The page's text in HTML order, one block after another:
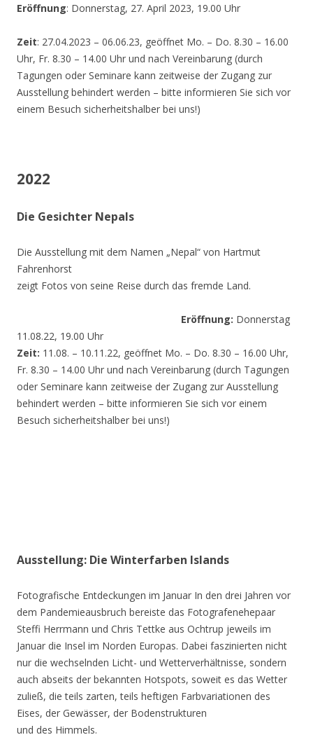
Eröffnung: Donnerstag, 27. April 2023, 19.00 Uhr
Zeit: 27.04.2023 – 06.06.23, geöffnet Mo. – Do. 8.30 – 16.00
Uhr, Fr. 8.30 – 14.00 Uhr und nach Vereinbarung (durch
Tagungen oder Seminare kann zeitweise der Zugang zur
Ausstellung behindert werden – bitte informieren Sie sich vor
einem Besuch sicherheitshalber bei uns!)
2022
Die Gesichter Nepals
Die Ausstellung mit dem Namen „Nepal“ von Hartmut
Fahrenhorst
zeigt Fotos von seine Reise durch das fremde Land.
Eröffnung: Donnerstag
11.08.22, 19.00 Uhr
Zeit: 11.08. – 10.11.22, geöffnet Mo. – Do. 8.30 – 16.00 Uhr,
Fr. 8.30 – 14.00 Uhr und nach Vereinbarung (durch Tagungen
oder Seminare kann zeitweise der Zugang zur Ausstellung
behindert werden – bitte informieren Sie sich vor einem
Besuch sicherheitshalber bei uns!)
Ausstellung: Die Winterfarben Islands
Fotografische Entdeckungen im Januar In den drei Jahren vor
dem Pandemieausbruch bereiste das Fotografenehepaar
Steffi Herrmann und Chris Tettke aus Ochtrup jeweils im
Januar die Insel im Norden Europas. Dabei faszinierten nicht
nur die wechselnden Licht- und Wetterverhältnisse, sondern
auch abseits der bekannten Hotspots, soweit es das Wetter
zuließ, die teils zarten, teils heftigen Farbvariationen des
Eises, der Gewässer, der Bodenstrukturen
und des Himmels.